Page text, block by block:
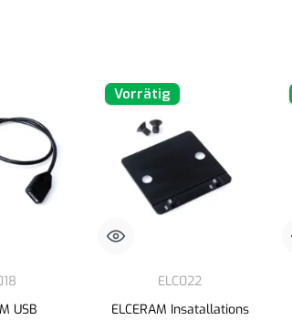
USB
Vorrätig
ELC022
ELCERAM Insatallations